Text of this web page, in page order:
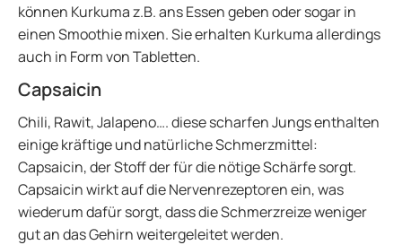
können Kurkuma z.B. ans Essen geben oder sogar in
einen Smoothie mixen. Sie erhalten Kurkuma allerdings
auch in Form von Tabletten.
Capsaicin
Chili, Rawit, Jalapeno…. diese scharfen Jungs enthalten
einige kräftige und natürliche Schmerzmittel:
Capsaicin, der Stoff der für die nötige Schärfe sorgt.
Capsaicin wirkt auf die Nervenrezeptoren ein, was
wiederum dafür sorgt, dass die Schmerzreize weniger
gut an das Gehirn weitergeleitet werden.